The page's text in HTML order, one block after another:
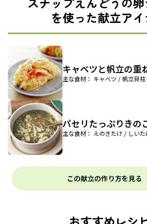
を使った献立ア
キャベツと帆立の重
主な食材： キャベツ / 帆立貝柱
パセリたっぷりきの
主な食材： えのきたけ / しい
この献立の作り方を見る